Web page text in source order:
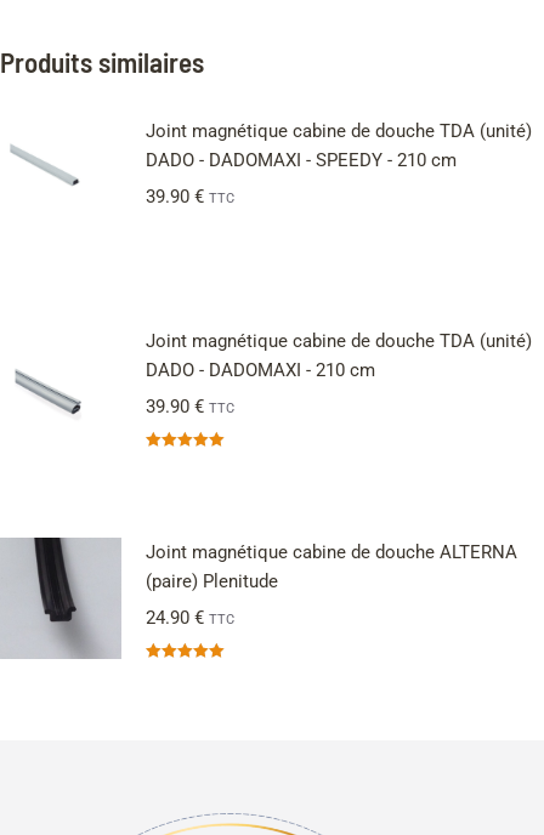
Produits similaires
Joint magnétique cabine de douche TDA (unité)
DADO - DADOMAXI - SPEEDY - 210 cm
39.90 € TTC
Joint magnétique cabine de douche TDA (unité)
DADO - DADOMAXI - 210 cm
39.90 € TTC
Joint magnétique cabine de douche ALTERNA
(paire) Plenitude
24.90 € TTC